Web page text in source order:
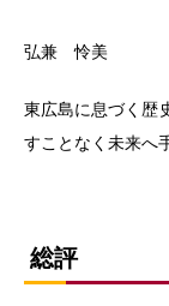
弘兼 怜美
東広島に息づく歴
すことなく未来へ
総評